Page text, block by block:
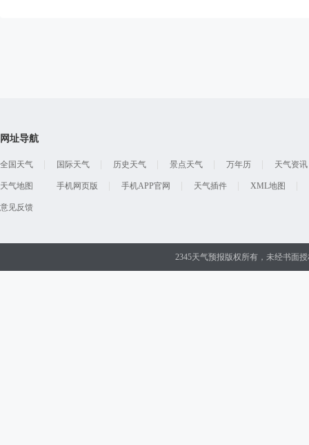
网址导航
全国天气 国际天气 历史天气 景点天气 万年历 天气资讯
天气地图 手机网页版 手机APP官网 天气插件 XML地图
意见反馈
2345天气预报版权所有，未经书面